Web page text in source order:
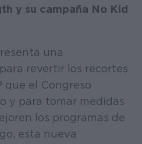
y su campaña No Kid
una
revertir los recortes
que el Congreso
y para tomar medidas
los programas de
esta nueva